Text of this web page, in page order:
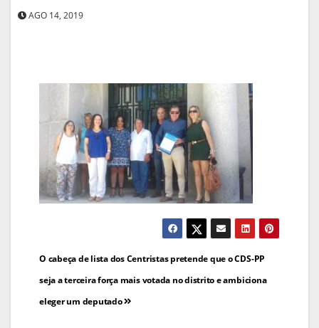
AGO 14, 2019
Navegação
de
artigos
O cabeça de lista dos Centristas pretende que o CDS-PP
seja a terceira força mais votada no distrito e ambiciona
eleger um deputado